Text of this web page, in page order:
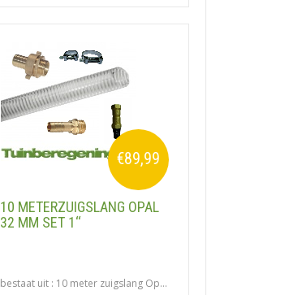
€89,99
10 METERZUIGSLANG OPAL
32 MM SET 1‘‘
bestaat uit : 10 meter zuigslang Op...